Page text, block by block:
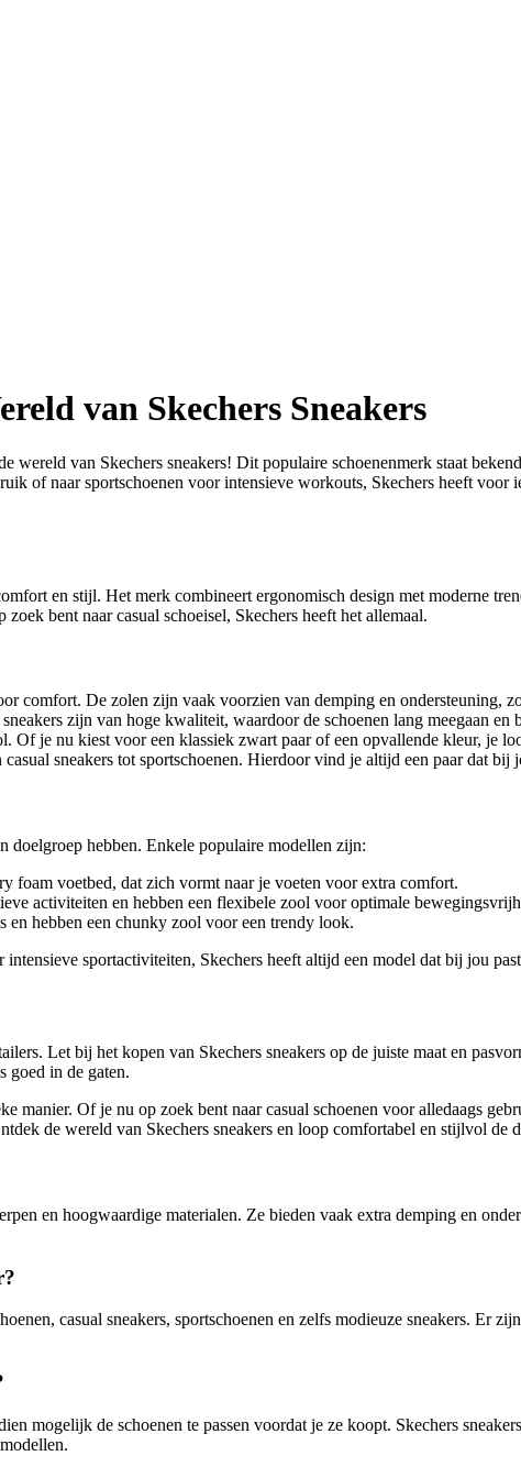
van Skechers Sneakers
wereld van Skechers sneakers! Dit populaire schoenenmerk staat
of naar sportschoenen voor intensieve workouts, Skechers heeft
en stijl. Het merk combineert ergonomisch design met moderne
bent naar casual schoeisel, Skechers heeft het allemaal.
comfort. De zolen zijn vaak voorzien van demping en ondersteuning,
zijn van hoge kwaliteit, waardoor de schoenen lang meegaan en
Of je nu kiest voor een klassiek zwart paar of een opvallende kleur, je
casual sneakers tot sportschoenen. Hierdoor vind je altijd een paar dat bij
doelgroep hebben. Enkele populaire modellen zijn:
foam voetbed, dat zich vormt naar je voeten voor extra comfort.
activiteiten en hebben een flexibele zool voor optimale
en hebben een chunky zool voor een trendy look.
sportactiviteiten, Skechers heeft altijd een model dat bij jou
Let bij het kopen van Skechers sneakers op de juiste maat en
goed in de gaten.
manier. Of je nu op zoek bent naar casual schoenen voor alledaags
de wereld van Skechers sneakers en loop comfortabel en stijlvol de
en hoogwaardige materialen. Ze bieden vaak extra demping en
casual sneakers, sportschoenen en zelfs modieuze sneakers. Er
mogelijk de schoenen te passen voordat je ze koopt. Skechers